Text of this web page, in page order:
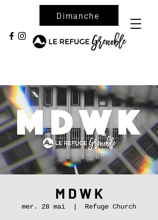
Dimanche
M D W K
mer. 28 mai Refuge Church